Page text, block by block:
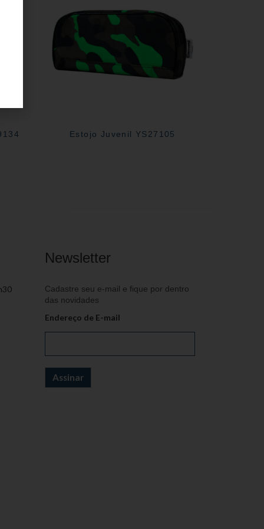
Estojo Juvenil YS27105
Newsletter
Cadastre seu e-mail e fique por dentro
das novidades
Endereço de E-mail